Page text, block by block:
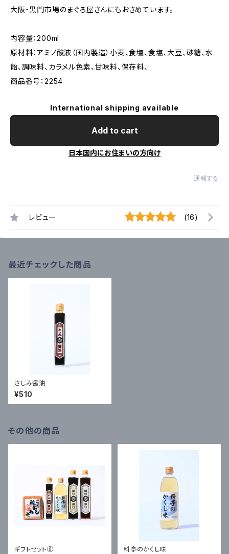
大阪・黒門市場のまぐろ屋さんにもおさめています。
内容量：200ml
原材料：アミノ酸液（国内製造）小麦、食塩、食塩、大豆、砂糖、水
飴、調味料、カラメル色素、甘味料、保存料、
商品番号：2254
International shipping available
Add to cart
日本国内にお住まいの方向け
通報する
レビュー (16)
最近チェックした商品
さしみ醤油
¥510
その他の商品
ギフトセット⑧ 料亭のかくし味